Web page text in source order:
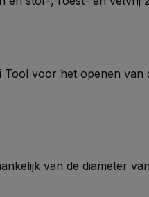
voor het openen van
van de diameter